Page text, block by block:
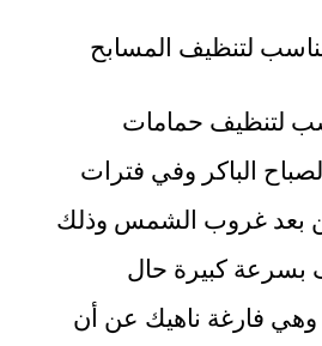
لتنظيف المسابح
لتنظيف حمامات
الباكر وفي فترات
من بعد غروب الشمس وذلك
بسرعة كبيرة حال
فارغة ناهيك عن أن